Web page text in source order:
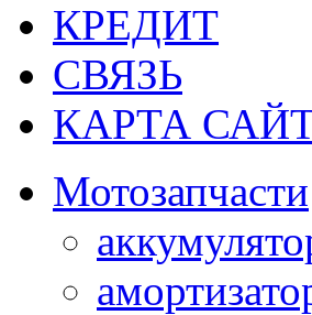
КРЕДИТ
СВЯЗЬ
КАРТА
Мотозапчасти